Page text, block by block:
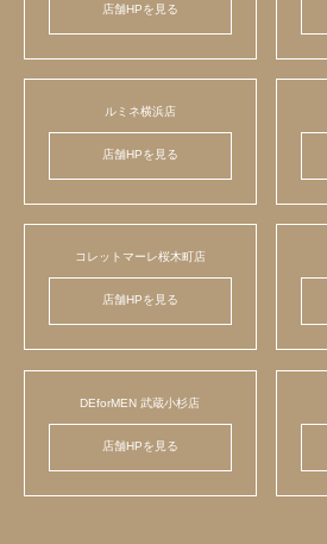
店舗HPを見る
ルミネ横浜店
店舗HPを見る
コレットマーレ桜木町店
店舗HPを見る
DEforMEN 武蔵小杉店
店舗HPを見る